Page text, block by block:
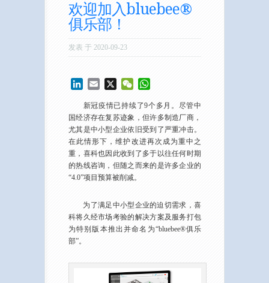
欢迎加入bluebee®
俱乐部！
发表 于 2020-09-23
LinkedIn
Email X WeChat
新冠疫情已持续了9个多月。尽管中
国经济存在复苏迹象，但许多制造厂商，
尤其是中小型企业依旧受到了严重冲击。
在此情形下，维护改进再次成为重中之
重，喜科也因此收到了多于以往任何时期
的热线咨询，但随之而来的是许多企业的
“4.0”项目预算被削减。
为了满足中小型企业的迫切需求，喜
科将久经市场考验的解决方案及服务打包
为特别版本推出并命名为“bluebee®俱乐
部”。